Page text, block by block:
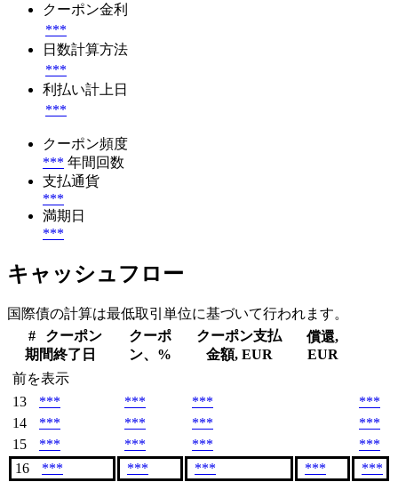
クーポン金利
***
日数計算方法
***
利払い計上日
***
クーポン頻度
*** 年間回数
支払通貨
***
満期日
***
キャッシュフロー
国際債の計算は最低取引単位に基づいて行われます。
#
クーポン
期間終了日
クーポ
ン、%
クーポン支払
金額, EUR
償還,
EUR
前を表示
13
*** *** ***
***
14
*** *** ***
***
15
*** *** ***
***
16
*** *** *** ***
***